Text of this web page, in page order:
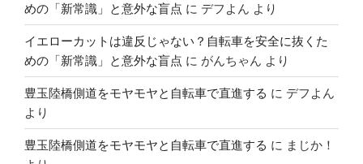
めの「新常識」と意外な盲点 に デフよん より
イエローカットは違反じゃない？自転車を安全に抜くた
めの「新常識」と意外な盲点 に がんちゃん より
豊玉陸橋側道をモヤモヤと自転車で直進する に デフよん
より
豊玉陸橋側道をモヤモヤと自転車で直進する に まじか！